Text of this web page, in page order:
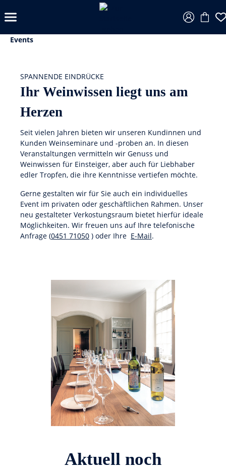
Events
SPANNENDE EINDRÜCKE
Ihr Weinwissen liegt uns am
Herzen
Seit vielen Jahren bieten wir unseren Kundinnen und
Kunden Weinseminare und -proben an. In diesen
Veranstaltungen vermitteln wir Genuss und
Weinwissen für Einsteiger, aber auch für Liebhaber
edler Tropfen, die ihre Kenntnisse vertiefen möchte.
Gerne gestalten wir für Sie auch ein individuelles
Event im privaten oder geschäftlichen Rahmen. Unser
neu gestalteter Verkostungsraum bietet hierfür ideale
Möglichkeiten. Wir freuen uns auf Ihre telefonische
Anfrage (0451 71050 ) oder Ihre E-Mail.
Aktuell noch